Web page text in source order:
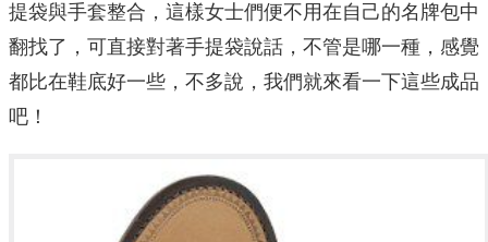
提袋與手套整合，這樣女士們便不用在自己的名牌包中
翻找了，可直接對著手提袋說話，不管是哪一種，感覺
都比在鞋底好一些，不多說，我們就來看一下這些成品
吧！